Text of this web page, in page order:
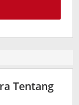
Tentang